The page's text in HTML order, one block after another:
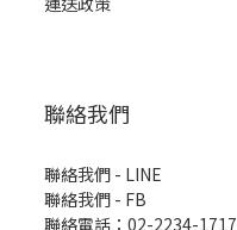
聯絡我們
聯絡我們 - LINE
聯絡我們 - FB
聯絡電話：02-2234-1717